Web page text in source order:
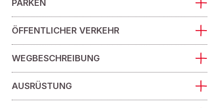
PARKEN
ÖFFENTLICHER VERKEHR
WEGBESCHREIBUNG
AUSRÜSTUNG